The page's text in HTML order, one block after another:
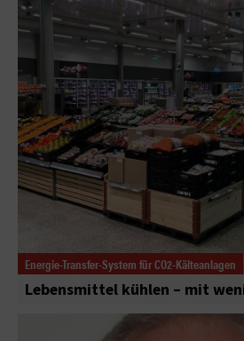
Energie-Transfer-System für CO2-Kälteanlagen
Lebensmittel kühlen – mit